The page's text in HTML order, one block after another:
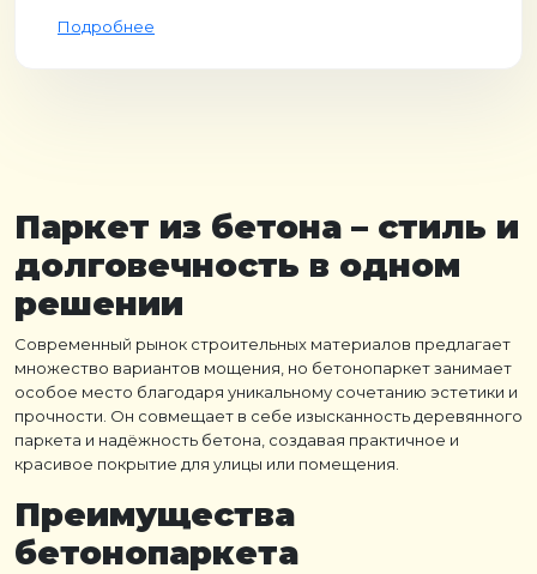
Подробнее
Паркет из бетона – стиль и
долговечность в одном
решении
Современный рынок строительных материалов предлагает
множество вариантов мощения, но бетонопаркет занимает
особое место благодаря уникальному сочетанию эстетики и
прочности. Он совмещает в себе изысканность деревянного
паркета и надёжность бетона, создавая практичное и
красивое покрытие для улицы или помещения.
Преимущества
бетонопаркета